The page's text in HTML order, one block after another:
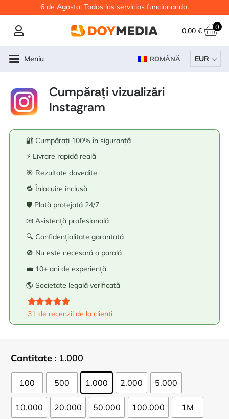
6 de Agosto: Todos los servicios funcionando.
0,00 € 0
Meniu ROMÂNĂ EUR
Cumpărați vizualizări
Instagram
🔐 Cumpărați 100% în siguranță
⚡ Livrare rapidă reală
🎯 Rezultate dovedite
🔁 Înlocuire inclusă
🛡️ Plată protejată 24/7
📧 Asistență profesională
🔍 Confidențialitate garantată
🚫 Nu este necesară o parolă
💼 10+ ani de experiență
🌎 Societate legală verificată
Evaluat la4.94din 5
31 de recenzii de la clienți
Cantitate : 1.000
100 500 1.000 2.000 5.000
10.000 20.000 50.000 100.000 1M